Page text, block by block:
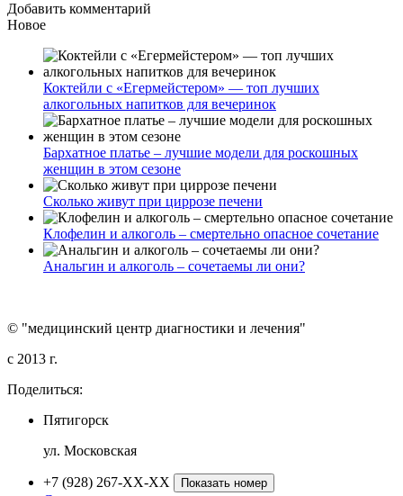
Добавить комментарий
Новое
Коктейли с «Егермейстером» — топ лучших
алкогольных напитков для вечеринок
Бархатное платье – лучшие модели для роскошных
женщин в этом сезоне
Сколько живут при циррозе печени
Клофелин и алкоголь – смертельно опасное сочетание
Анальгин и алкоголь – сочетаемы ли они?
© "медицинский центр диагностики и лечения"
c 2013 г.
Поделиться:
Пятигорск
ул. Московская
+7 (928) 267-XX-XX Показать номер